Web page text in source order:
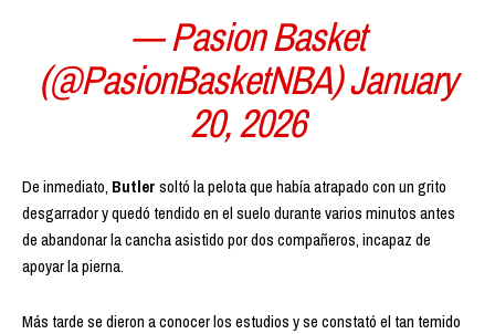
— Pasion Basket
(@PasionBasketNBA) January
20, 2026
De inmediato, Butlersoltó la pelota que había atrapado con un grito
desgarrador y quedó tendido en el suelo durante varios minutos antes
de abandonar la cancha asistido por dos compañeros, incapaz de
apoyar la pierna.
Más tarde se dieron a conocer los estudios y se constató el tan temido